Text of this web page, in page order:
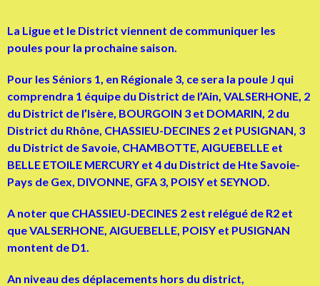
La Ligue et le District viennent de communiquer les
poules pour la prochaine saison.
Pour les Séniors 1, en Régionale 3, ce sera la poule J qui
comprendra 1 équipe du District de l’Ain, VALSERHONE, 2
du District de l’Isère, BOURGOIN 3 et DOMARIN, 2 du
District du Rhône, CHASSIEU-DECINES 2 et PUSIGNAN, 3
du District de Savoie, CHAMBOTTE, AIGUEBELLE et
BELLE ETOILE MERCURY et 4 du District de Hte Savoie-
Pays de Gex, DIVONNE, GFA 3, POISY et SEYNOD.
A noter que CHASSIEU-DECINES 2 est relégué de R2 et
que VALSERHONE, AIGUEBELLE, POISY et PUSIGNAN
montent de D1.
An niveau des déplacements hors du district,